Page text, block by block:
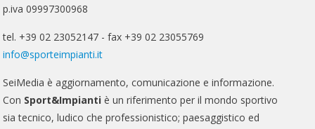
p.iva 09997300968
tel. +39 02 23052147 - fax +39 02 23055769
info@sporteimpianti.it
SeiMedia è aggiornamento, comunicazione e informazione.
Con Sport&Impianti è un riferimento per il mondo sportivo
sia tecnico, ludico che professionistico; paesaggistico ed